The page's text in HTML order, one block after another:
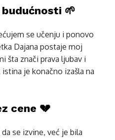
🌱
se učenju i ponovo
Dajana postaje moj
šta znači prava ljubav i
je konačno izašla na
cene 💔
se izvine, već je bila